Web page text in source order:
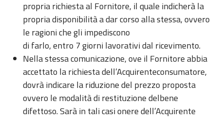
propria richiesta al Fornitore, il quale indicherà la
propria disponibilità a dar corso alla stessa, ovvero
le ragioni che gli impediscono
di farlo, entro 7 giorni lavorativi dal ricevimento.
Nella stessa comunicazione, ove il Fornitore abbia
accettato la richiesta dell’Acquirenteconsumatore,
dovrà indicare la riduzione del prezzo proposta
ovvero le modalità di restituzione delbene
difettoso. Sarà in tali casi onere dell’Acquirente